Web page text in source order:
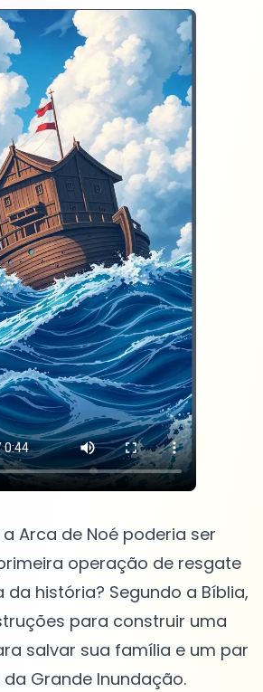
Arca de Noé poderia ser
operação de resgate
história? Segundo a Bíblia,
para construir uma
salvar sua família e um par
Grande Inundação.